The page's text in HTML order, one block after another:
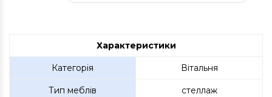
Характеристики
Категорія Вітальня
Тип меблів стеллаж